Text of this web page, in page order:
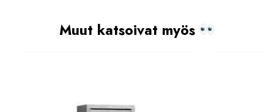
Muut katsoivat myös